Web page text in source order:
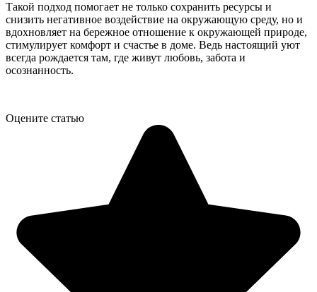
Такой подход помогает не только сохранить ресурсы и
снизить негативное воздействие на окружающую среду, но и
вдохновляет на бережное отношение к окружающей природе,
стимулирует комфорт и счастье в доме. Ведь настоящий уют
всегда рождается там, где живут любовь, забота и
осознанность.
Оцените статью